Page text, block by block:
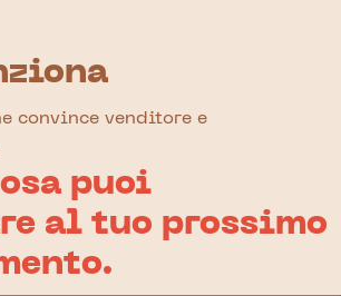
convince venditore e
puoi
al tuo prossimo